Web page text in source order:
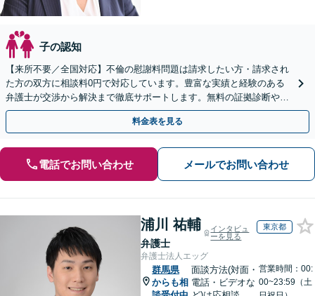
子の認知
【来所不要／全国対応】不倫の慰謝料問題は請求したい方・請求され
た方の双方に相談料0円で対応しています。豊富な実績と経験のある
弁護士が交渉から解決まで徹底サポートします。無料の証拠診断や着
手金の返還保証もありますので安心してご相談ください。
料金表を見る
電話でお問い合わせ メールでお問い合わせ
浦川 祐輔
弁護士
インタビュ
ーを見る
東京都
弁護士法人エッグ
群馬県
からも相
面談方法(対面・
電話・ビデオな
営業時間：00:
00~23:59（土